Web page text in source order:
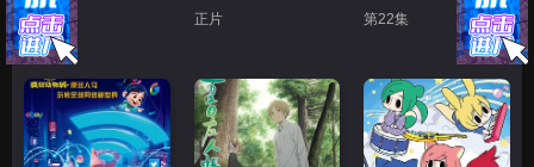
正片 正片 第22集